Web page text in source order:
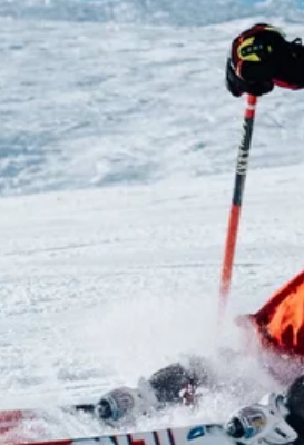
Wandern
Fotobox
Amphibienschutz
Team
Programm
Service
Nachgehört
Zeit fürs Oberland
Handwerker